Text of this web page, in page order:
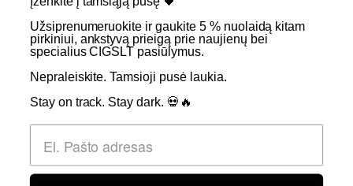
SKIRTA TIK SUAUGUSIEMS NIKOTINO VARTOTOJAMS.
NETURĖTUMĖTE NAUDOTI ŠIŲ PRODUKTŲ, JEI NEVARTOJATE
NIKOTINO.
© 2026 Visos teisės saugomos - CigsLT.app
Užsiprenumeruokite ir gaukite 5 % nuolaidą kitam
pirkiniui, ankstyvą prieigą prie naujienų bei
specialius CIGSLT pasiūlymus. ​
Nepraleiskite. Tamsioji pusė laukia.
Stay on track. Stay dark. 💀🔥